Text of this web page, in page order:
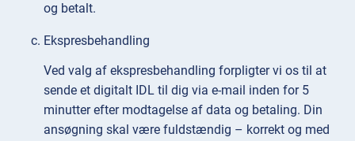
og betalt.
Ekspresbehandling
Ved valg af ekspresbehandling forpligter vi os til at
sende et digitalt IDL til dig via e-mail inden for 5
minutter efter modtagelse af data og betaling. Din
ansøgning skal være fuldstændig – korrekt og med